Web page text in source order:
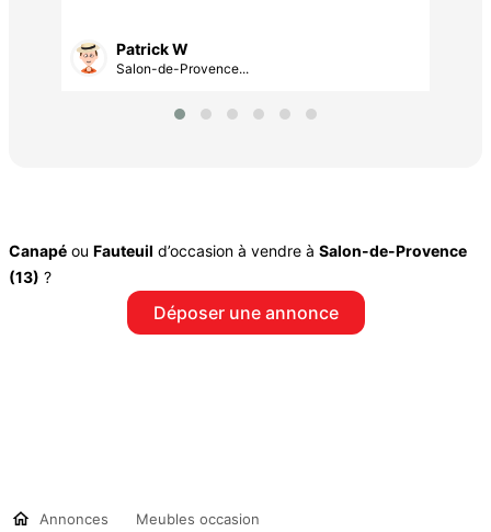
Patrick W
Salon-de-Provence...
Canapé ou Fauteuil d’occasion à vendre à Salon-de-Provence
(13) ?
Déposer une annonce
Annonces
Meubles occasion